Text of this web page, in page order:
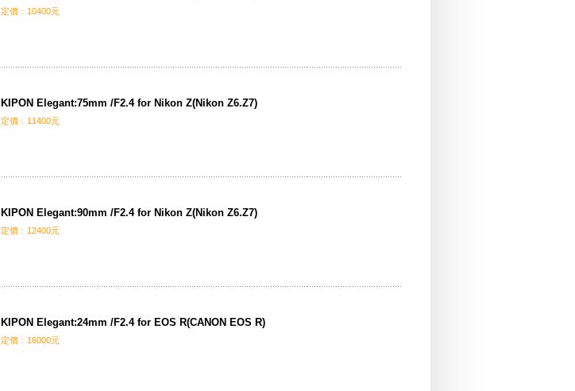
定價﹕10400元
KIPON Elegant:75mm /F2.4 for Nikon Z(Nikon Z6.Z7)
定價﹕11400元
KIPON Elegant:90mm /F2.4 for Nikon Z(Nikon Z6.Z7)
定價﹕12400元
KIPON Elegant:24mm /F2.4 for EOS R(CANON EOS R)
定價﹕16000元